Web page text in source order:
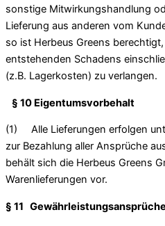
sonstige Mitwirkungshandlung
Lieferung aus anderen vom
so ist Herbeus Greens
entstehenden Schadens
(z.B. Lagerkosten) zu verlangen.
§ 10 Eigentumsvorbehalt
(1) Alle Lieferungen erfolgen
zur Bezahlung aller Ansprüche
behält sich die Herbeus Greens
Warenlieferungen vor.
§ 11